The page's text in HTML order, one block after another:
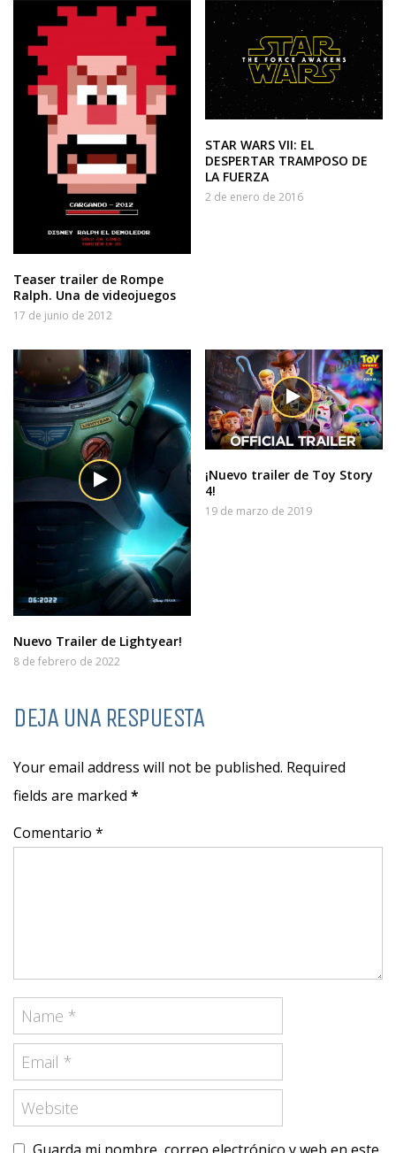
Teaser trailer de Rompe
Ralph. Una de videojuegos
17 de junio de 2012
STAR WARS VII: EL
DESPERTAR TRAMPOSO DE
LA FUERZA
2 de enero de 2016
Nuevo Trailer de Lightyear!
8 de febrero de 2022
¡Nuevo trailer de Toy Story
4!
19 de marzo de 2019
DEJA UNA RESPUESTA
Your email address will not be published. Required
fields are marked *
Comentario *